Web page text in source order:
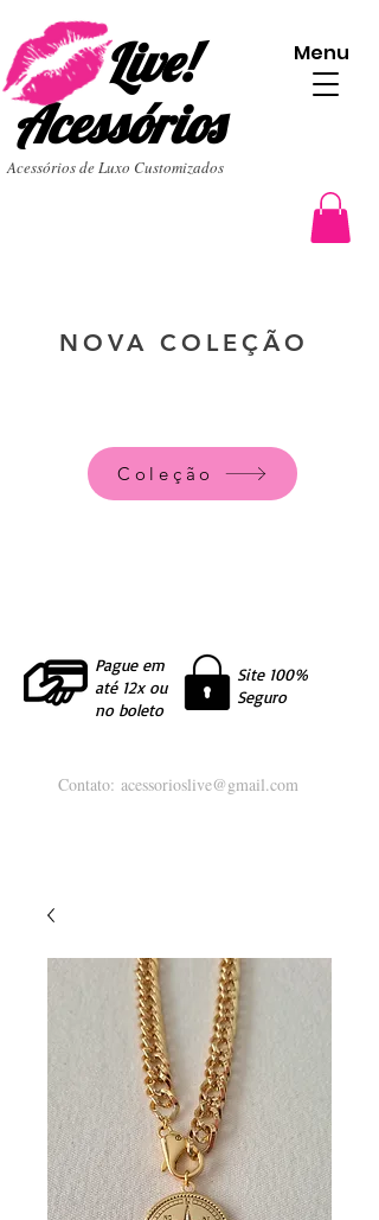
Live!
Acessórios
Acessórios de Luxo Customizados
NOVA COLEÇÃO
Menu
Coleção
Pague em
até 12x ou
no boleto
Site 100%
Seguro
Contato: acessorioslive@gmail.com